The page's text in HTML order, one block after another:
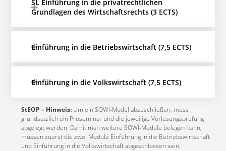
SL Einführung in die privatrechtlichen
Grundlagen des Wirtschaftsrechts (3 ECTS)
Einführung in die Betriebswirtschaft (7,5 ECTS)
Einführung in die Volkswirtschaft (7,5 ECTS)
StEOP – Hinweis: Um ein SOWI-Modul abzuschließen, muss
grundsätzlich ein Proseminar und die jeweilige Vorlesungsprüfung
abgelegt werden. Damit man weitere SOWI-Module belegen kann,
müssen zuerst die zwei Module Einführung in die Betriebswirtschaft
und Einführung in die Volkswirtschaft abgeschlossen sein.